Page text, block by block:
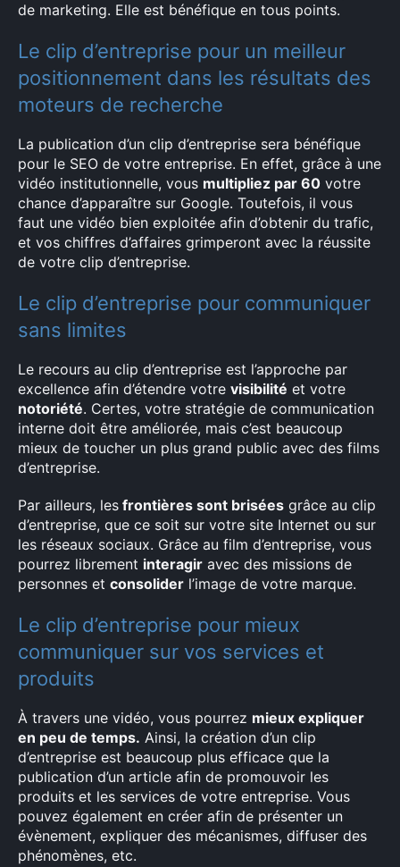
de marketing. Elle est bénéfique en tous points.
Le clip d’entreprise pour un meilleur
positionnement dans les résultats des
moteurs de recherche
La publication d’un clip d’entreprise sera bénéfique
pour le SEO de votre entreprise. En effet, grâce à une
vidéo institutionnelle, vous multipliez par 60 votre
chance d’apparaître sur Google. Toutefois, il vous
faut une vidéo bien exploitée afin d’obtenir du trafic,
et vos chiffres d’affaires grimperont avec la réussite
de votre clip d’entreprise.
Le clip d’entreprise pour communiquer
sans limites
Le recours au clip d’entreprise est l’approche par
excellence afin d’étendre votre visibilité et votre
notoriété. Certes, votre stratégie de communication
interne doit être améliorée, mais c’est beaucoup
mieux de toucher un plus grand public avec des films
d’entreprise.
Par ailleurs, les frontières sont brisées grâce au clip
d’entreprise, que ce soit sur votre site Internet ou sur
les réseaux sociaux. Grâce au film d’entreprise, vous
pourrez librement interagir avec des missions de
personnes et consolider l’image de votre marque.
Le clip d’entreprise pour mieux
communiquer sur vos services et
produits
À travers une vidéo, vous pourrez mieux expliquer
en peu de temps. Ainsi, la création d’un clip
d’entreprise est beaucoup plus efficace que la
publication d’un article afin de promouvoir les
produits et les services de votre entreprise. Vous
pouvez également en créer afin de présenter un
évènement, expliquer des mécanismes, diffuser des
phénomènes, etc.